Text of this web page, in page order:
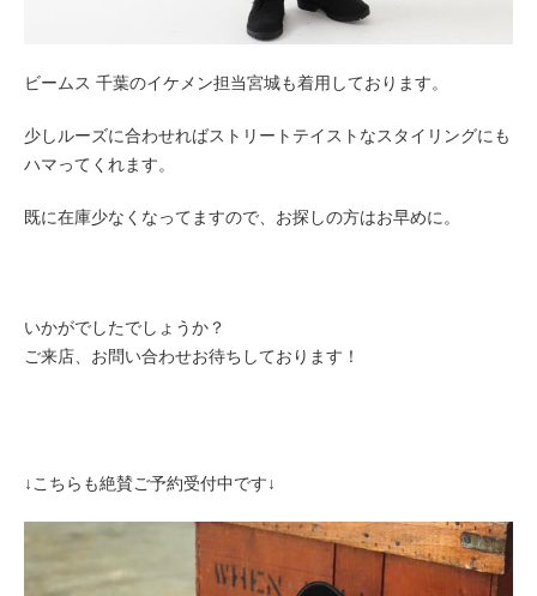
ビームス 千葉のイケメン担当宮城も着用しております。
少しルーズに合わせればストリートテイストなスタイリングにも
ハマってくれます。
既に在庫少なくなってますので、お探しの方はお早めに。
いかがでしたでしょうか？
ご来店、お問い合わせお待ちしております！
↓こちらも絶賛ご予約受付中です↓